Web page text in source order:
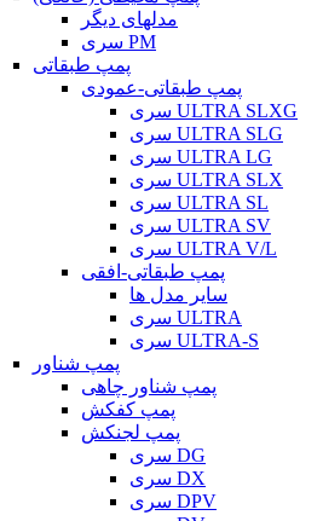
مدلهای دیگر
سری PM
پمپ طبقاتی
پمپ طبقاتی-عمودی
سری ULTRA SLXG
سری ULTRA SLG
سری ULTRA LG
سری ULTRA SLX
سری ULTRA SL
سری ULTRA SV
سری ULTRA V/L
پمپ طبقاتی-افقی
سایر مدل ها
سری ULTRA
سری ULTRA-S
پمپ شناور
پمپ شناور چاهی
پمپ کفکش
پمپ لجنکش
سری DG
سری DX
سری DPV